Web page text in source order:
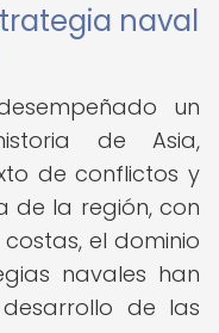
naval
un
de Asia,
de conflictos y
de la región, con
el dominio
navales han
de las